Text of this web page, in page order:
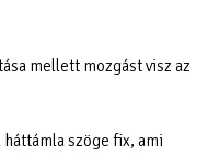
mellett mozgást visz az
háttámla szöge fix, ami